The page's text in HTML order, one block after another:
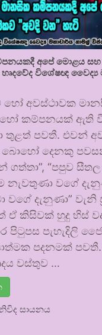
අපේ මොළය
හෘදවේද විශේෂඥ වෛද්‍ය
අවස්ථාවක
හෝ කම්පනයක් ඇති
තුළත් පවතී. එවන්
දෙනකු
“පපුව සීතල
නැවතුණා වගේ
දැනුණා” වැනි
ඒ කිසිවක් හුදු හිස්
පිටුපස පැහැදිලි
පදනමක්
වස්තුව …
සායනය